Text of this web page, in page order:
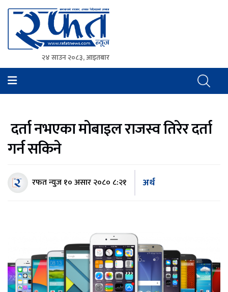
Rafat News
समाचारको रफ्तार, आवाज बिहिनहरुको आवाज
२४ साउन २०८३, आइतबार
दर्ता नभएका मोबाइल राजस्व तिरेर दर्ता
गर्न सकिने
रफत न्युज१० असार २०८० ८:२१ अर्थ